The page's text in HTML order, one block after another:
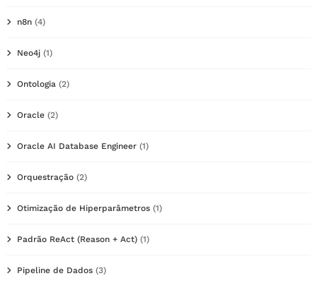
n8n (4)
Neo4j (1)
Ontologia (2)
Oracle (2)
Oracle AI Database Engineer (1)
Orquestração (2)
Otimização de Hiperparâmetros (1)
Padrão ReAct (Reason + Act) (1)
Pipeline de Dados (3)